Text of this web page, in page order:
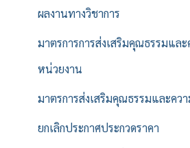
ผลงานทางวิชาการ
มาตรการการส่งเสริมคุณธรรมแล
หน่วยงาน
มาตรการส่งเสริมคุณธรรมและควา
ยกเลิกประกาศประกวดราคา